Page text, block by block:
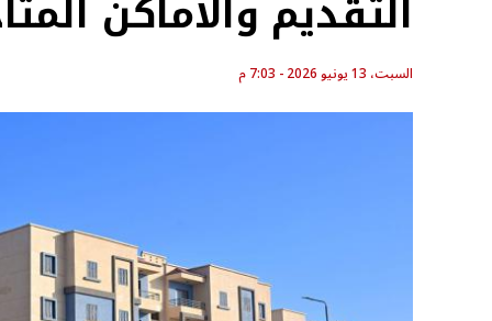
التقديم والأماكن
السبت، 13 يونيو 2026 - 7:03 م